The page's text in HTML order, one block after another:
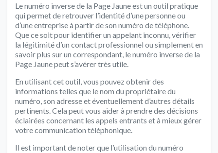
Le numéro inverse de la Page Jaune est un outil pratique
qui permet de retrouver l’identité d’une personne ou
d’une entreprise à partir de son numéro de téléphone.
Que ce soit pour identifier un appelant inconnu, vérifier
la légitimité d’un contact professionnel ou simplement en
savoir plus sur un correspondant, le numéro inverse de la
Page Jaune peut s’avérer très utile.
En utilisant cet outil, vous pouvez obtenir des
informations telles que le nom du propriétaire du
numéro, son adresse et éventuellement d’autres détails
pertinents. Cela peut vous aider à prendre des décisions
éclairées concernant les appels entrants et à mieux gérer
votre communication téléphonique.
Il est important de noter que l’utilisation du numéro